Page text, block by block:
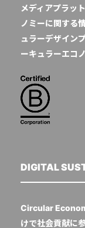
メディアプラッ
ノミーに関する
ュラーデザイン
ーキュラーエコ
DIGITAL
Circular
けで社会貢献に